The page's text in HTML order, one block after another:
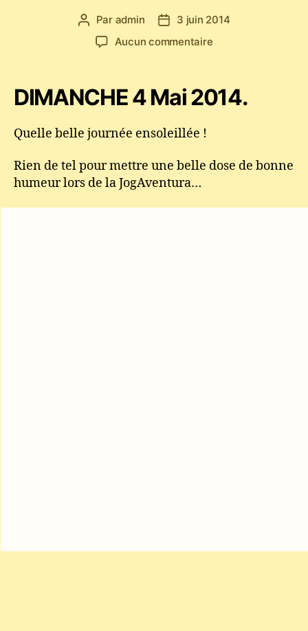
Auteur
l’article
Par admin
Date3 juin 2014
Aucun commentairesur
–
Capoeira
et
les
DIMANCHE 4 Mai 2014.
Quelle belle journée ensoleillée !
Rien de tel pour mettre une belle dose de bonne
humeur lors de la JogAventura…